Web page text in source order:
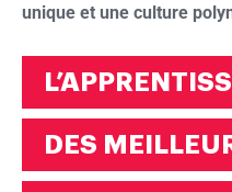
unique et une culture
DES